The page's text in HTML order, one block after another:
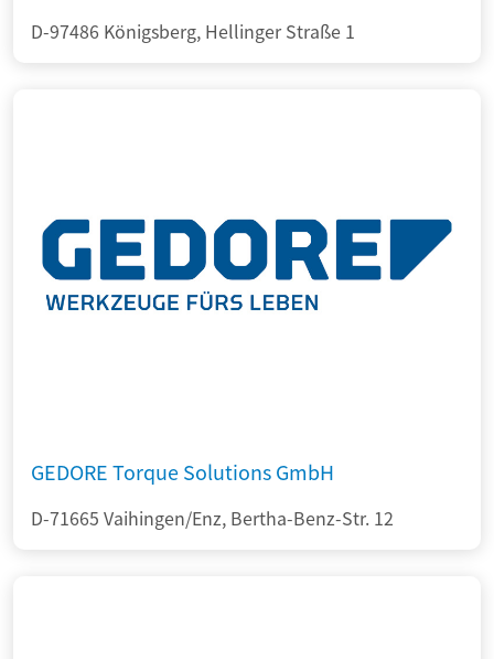
D-97486 Königsberg, Hellinger Straße 1
GEDORE Torque Solutions GmbH
D-71665 Vaihingen/Enz, Bertha-Benz-Str. 12